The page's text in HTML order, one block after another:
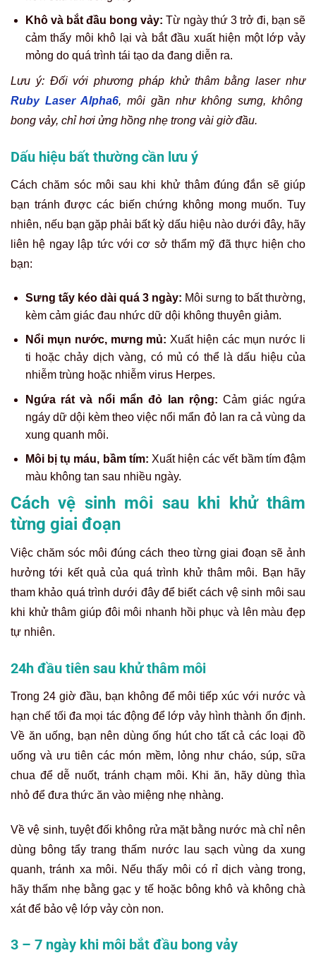
Khô và bắt đầu bong vảy: Từ ngày thứ 3 trở đi, bạn sẽ
cảm thấy môi khô lại và bắt đầu xuất hiện một lớp vảy
mỏng do quá trình tái tạo da đang diễn ra.
Lưu ý: Đối với phương pháp khử thâm bằng laser như
Ruby Laser Alpha6, môi gần như không sưng, không
bong vảy, chỉ hơi ửng hồng nhẹ trong vài giờ đầu.
Dấu hiệu bất thường cần lưu ý
Cách chăm sóc môi sau khi khử thâm đúng đắn sẽ giúp
bạn tránh được các biến chứng không mong muốn. Tuy
nhiên, nếu bạn gặp phải bất kỳ dấu hiệu nào dưới đây, hãy
liên hệ ngay lập tức với cơ sở thẩm mỹ đã thực hiện cho
bạn:
Sưng tấy kéo dài quá 3 ngày: Môi sưng to bất thường,
kèm cảm giác đau nhức dữ dội không thuyên giảm.
Nổi mụn nước, mưng mủ: Xuất hiện các mụn nước li
ti hoặc chảy dịch vàng, có mủ có thể là dấu hiệu của
nhiễm trùng hoặc nhiễm virus Herpes.
Ngứa rát và nổi mẩn đỏ lan rộng: Cảm giác ngứa
ngáy dữ dội kèm theo việc nổi mẩn đỏ lan ra cả vùng da
xung quanh môi.
Môi bị tụ máu, bầm tím: Xuất hiện các vết bầm tím đậm
màu không tan sau nhiều ngày.
Cách vệ sinh môi sau khi khử thâm
từng giai đoạn
Việc chăm sóc môi đúng cách theo từng giai đoạn sẽ ảnh
hưởng tới kết quả của quá trình khử thâm môi. Bạn hãy
tham khảo quá trình dưới đây để biết cách vệ sinh môi sau
khi khử thâm giúp đôi môi nhanh hồi phục và lên màu đẹp
tự nhiên.
24h đầu tiên sau khử thâm môi
Trong 24 giờ đầu, bạn không để môi tiếp xúc với nước và
hạn chế tối đa mọi tác động để lớp vảy hình thành ổn định.
Về ăn uống, bạn nên dùng ống hút cho tất cả các loại đồ
uống và ưu tiên các món mềm, lỏng như cháo, súp, sữa
chua để dễ nuốt, tránh chạm môi. Khi ăn, hãy dùng thìa
nhỏ để đưa thức ăn vào miệng nhẹ nhàng.
Về vệ sinh, tuyệt đối không rửa mặt bằng nước mà chỉ nên
dùng bông tẩy trang thấm nước lau sạch vùng da xung
quanh, tránh xa môi. Nếu thấy môi có rỉ dịch vàng trong,
hãy thấm nhẹ bằng gạc y tế hoặc bông khô và không chà
xát để bảo vệ lớp vảy còn non.
3 – 7 ngày khi môi bắt đầu bong vảy